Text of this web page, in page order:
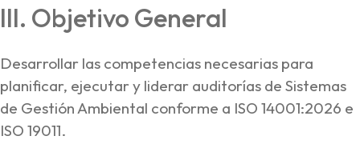
III. Objetivo General
Desarrollar las competencias necesarias para
planificar, ejecutar y liderar auditorías de Sistemas
de Gestión Ambiental conforme a ISO 14001:2026 e
ISO 19011.